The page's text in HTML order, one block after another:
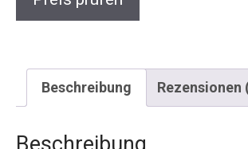
Beschreibung Rezensionen
Beschreibung